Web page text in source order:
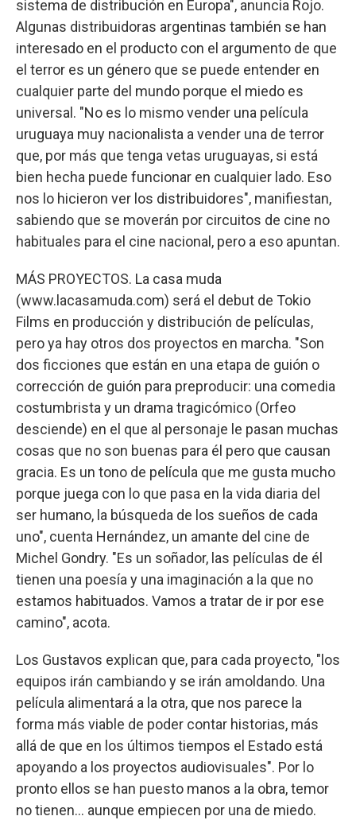
sistema de distribución en Europa", anuncia Rojo.
Algunas distribuidoras argentinas también se han
interesado en el producto con el argumento de que
el terror es un género que se puede entender en
cualquier parte del mundo porque el miedo es
universal. "No es lo mismo vender una película
uruguaya muy nacionalista a vender una de terror
que, por más que tenga vetas uruguayas, si está
bien hecha puede funcionar en cualquier lado. Eso
nos lo hicieron ver los distribuidores", manifiestan,
sabiendo que se moverán por circuitos de cine no
habituales para el cine nacional, pero a eso apuntan.
MÁS PROYECTOS. La casa muda
(www.lacasamuda.com) será el debut de Tokio
Films en producción y distribución de películas,
pero ya hay otros dos proyectos en marcha. "Son
dos ficciones que están en una etapa de guión o
corrección de guión para preproducir: una comedia
costumbrista y un drama tragicómico (Orfeo
desciende) en el que al personaje le pasan muchas
cosas que no son buenas para él pero que causan
gracia. Es un tono de película que me gusta mucho
porque juega con lo que pasa en la vida diaria del
ser humano, la búsqueda de los sueños de cada
uno", cuenta Hernández, un amante del cine de
Michel Gondry. "Es un soñador, las películas de él
tienen una poesía y una imaginación a la que no
estamos habituados. Vamos a tratar de ir por ese
camino", acota.
Los Gustavos explican que, para cada proyecto, "los
equipos irán cambiando y se irán amoldando. Una
película alimentará a la otra, que nos parece la
forma más viable de poder contar historias, más
allá de que en los últimos tiempos el Estado está
apoyando a los proyectos audiovisuales". Por lo
pronto ellos se han puesto manos a la obra, temor
no tienen… aunque empiecen por una de miedo.